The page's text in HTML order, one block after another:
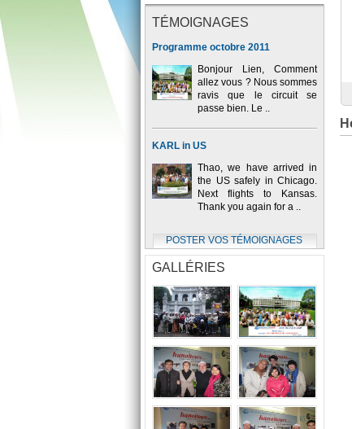
TÉMOIGNAGES
Programme octobre 2011
Bonjour Lien, Comment
allez vous ? Nous sommes
ravis que le circuit se
passe bien. Le ..
KARL in US
Thao, we have arrived in
the US safely in Chicago.
Next flights to Kansas.
Thank you again for a ..
POSTER VOS TÉMOIGNAGES
GALLÉRIES